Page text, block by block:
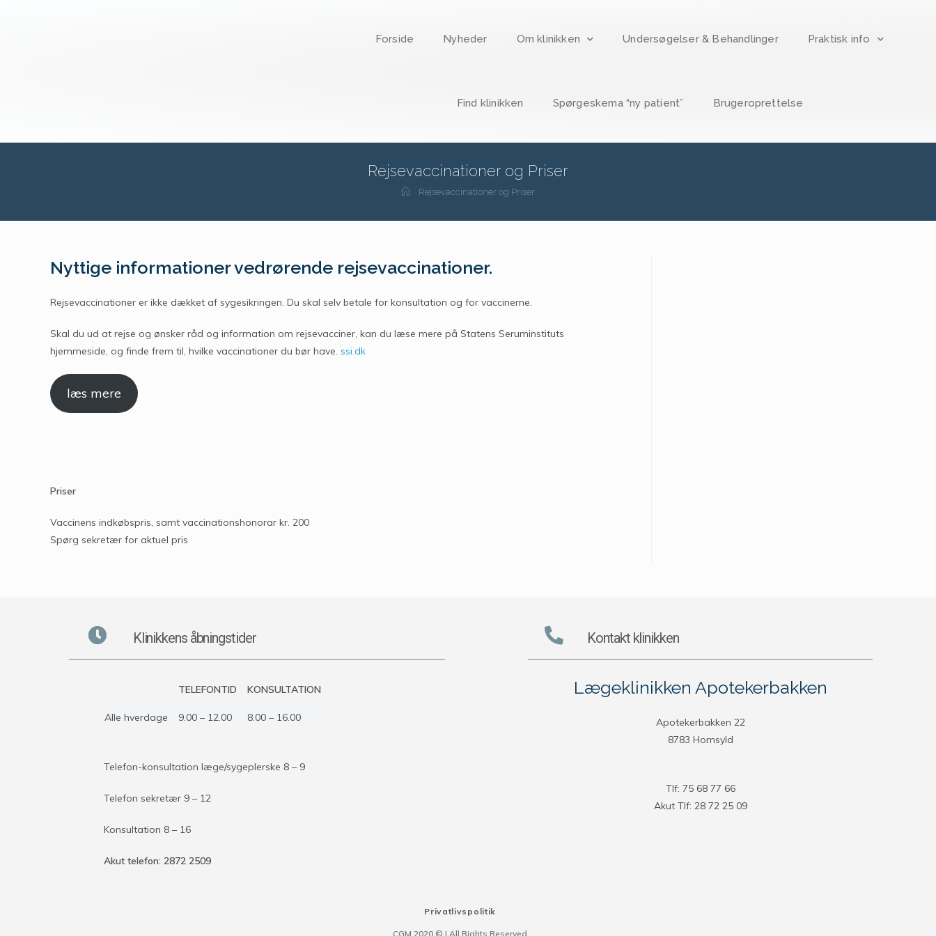
Forside Nyheder Om klinikken Undersøgelser & Behandlinger Praktisk info
Find klinikken Spørgeskema “ny patient” Brugeroprettelse
Rejsevaccinationer og Priser
Rejsevaccinationer og Priser
Nyttige informationer vedrørende rejsevaccinationer.
Rejsevaccinationer er ikke dækket af sygesikringen. Du skal selv betale for konsultation og for vaccinerne.
Skal du ud at rejse og ønsker råd og information om rejsevacciner, kan du læse mere på Statens Seruminstituts
hjemmeside, og finde frem til, hvilke vaccinationer du bør have. ssi.dk
læs mere
Priser
Vaccinens indkøbspris, samt vaccinationshonorar kr. 200
Spørg sekretær for aktuel pris
Klinikkens åbningstider
TELEFONTID KONSULTATION
Alle hverdage 9.00 – 12.00 8.00 – 16.00
Telefon-konsultation læge/sygeplerske 8 – 9
Telefon sekretær 9 – 12
Konsultation 8 – 16
Akut telefon: 2872 2509
Kontakt klinikken
Lægeklinikken Apotekerbakken
Apotekerbakken 22
8783 Hornsyld
Tlf: 75 68 77 66
Akut Tlf: 28 72 25 09
Privatlivspolitik
CGM 2020 ©​ | All Rights Reserved